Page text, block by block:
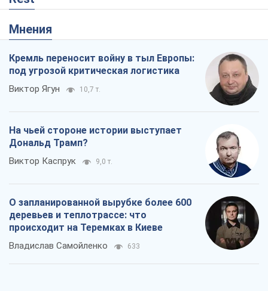
Мнения
Кремль переносит войну в тыл Европы:
под угрозой критическая логистика
Виктор Ягун 10,7 т.
На чьей стороне истории выступает
Дональд Трамп?
Виктор Каспрук 9,0 т.
О запланированной вырубке более 600
деревьев и теплотрассе: что
происходит на Теремках в Киеве
Владислав Самойленко 633